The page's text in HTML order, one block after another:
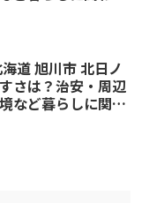
海道 旭川市 北日ノ
さは？治安・周辺
など暮らしに関わ